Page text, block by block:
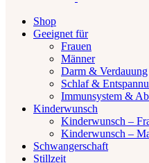
Shop
Geeignet für
Frauen
Männer
Darm & Verdauung
Schlaf &
Immunsystem &
Kinderwunsch
Kinderwunsch –
Kinderwunsch –
Schwangerschaft
Stillzeit